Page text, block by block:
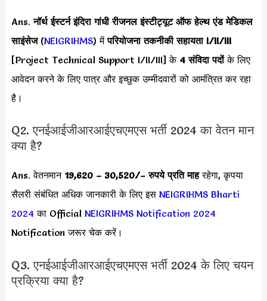
Ans.नॉर्थ ईस्टर्न इंदिरा गांधी रीजनल इंस्टीट्यूट ऑफ हेल्थ एंड मेडिकल
साइंसेज(NEIGRIHMS) मेंपरियोजना तकनीकी सहायता I/II/III
[Project Technical Support I/II/III] के4 संविदा पदोंके लिए
आवेदन करने के लिए पात्र और इच्छुक उम्मीदवारों को आमंत्रित कर रहा
है।
Q2. एनईआईजीआरआईएचएमएस भर्ती 2024 का वेतन मान
क्या है?
Ans. वेतनमान19,620 – 30,520/– रुपये प्रति माहरहेगा, कृपया
सैलरी संबंधित अधिक जानकारी के लिए इस NEIGRIHMS Bharti
2024 का Official NEIGRIHMS Notification 2024
Notification जरूर चेक करें।
Q3. एनईआईजीआरआईएचएमएस भर्ती 2024 के लिए चयन
प्रक्रिया क्या है?